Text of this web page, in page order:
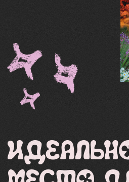
Проживание
это место, где время
замедляется, мысли становятся
прозрачными, а душа говорит:
«Ну наконец-то!».